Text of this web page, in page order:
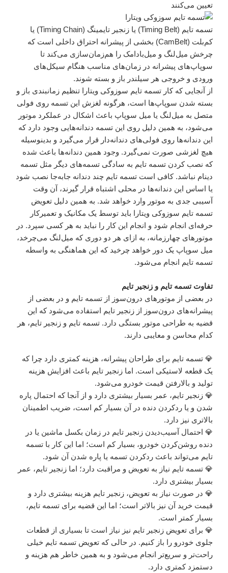
تعیین می‌کنند
تسمه تایم (Timing Belt) یا زنجیر تایمینگ (Timing Chain) یا
کم‌بلت (CamBelt) بخشی از پیشرانه احتراق داخلی است که
چرخش میل‌لنگ و میل‌بادامک را هم‌زمان‌سازی می‌کند تا
سوپاپ‌های پیشرانه در زمان‌های مناسب هنگام سیکل‌های
ورودی و خروجی هر سیلندر باز و بسته شوند.
از آنجایی که کار تسمه تایم سوزوکی ویتارا تنظیم زمانبندی باز و
بسته شدن سوپاپ‌ها است، هرگونه لغزش این تسمه روی فولی
متصل به میل‌لنگ یا میل سوپاپ باعث اشکال در عملکرد موتور
می‌شود، به همین دلیل روی این تسمه دندانه‌هایی وجود دارد که
این دندانه‌ها روی فولی‌های دندانه‌دار قرار می‌گیرد و بدینوسیله
هیچ لغزشی صورت نمی‌گیرد. وجود همین دندانه‌ها باعث شده
که نصب کردن تسمه تایم به سادگی تسمه‌های دیگر مثل تسمه
دینام نباشد. کافی است تسمه تایم چند دندانه جابه‌جا نصب شود
یا اساس این دندانه‌ها در محلی اشتباه قرار گیرند، آن وقت
آسیبی جدی به موتور وارد خواهد شد. به همین دلیل تعویض
تسمه تایم سوزوکی ویتارا باید توسط یک مکانیک و تعمیرکار
حرفه‌ای انجام شود و انجام این کار را نباید به هر کسی سپرد. در
موتورهای چهارزمانه، به ازای هر دو دوری که میل‌لنگ می‌چرخد،
میل‌ سوپاپ یک دور خواهد چرخید که این هماهنگی به واسطه
تسمه تایم انجام می‌شود.
تفاوت تسمه تایم و زنجیر تایم
در بعضی از موتورهای درون‌سوز از تسمه تایم و در بعضی از
پیشرانه‌های درون‌سوز از زنجیر تایم استفاده می‌شود که این
قضیه به طراحی موتور بستگی دارد. تسمه تایم و زنجیر تایم، هر
کدام محاسن و معایبی دارند.
💎 تسمه تایم برای طراحان پیشرانه، هزینه کمتری دارد چرا که
یک قطعه لاستیکی است. اما زنجیر تایم باعث افزایش هزینه
تولید و بالارفتن قیمت خودرو می‌شود.
💎 زنجیر تایم، عمر بسیار بیشتری دارد و از آنجا که احتمال پاره
شدن و یا ردکردن دنده در آن بسیار کم است، ضریب اطمینان
بالاتری نیز دارد.
💎 احتمال آسیب‌دیدن زنجیر تایم در زمان بکسل ماشین یا در
دنده روشن‌کردن خودرو، بسیار کم است؛ اما این کار با تسمه
تایم می‌تواند باعث ردکردن تسمه یا پاره شدن آن شود.
💎 تسمه تایم نیاز به تعویض و مراقبت دارد؛ اما زنجیر تایم، عمر
بسیار بیشتری دارد.
💎 در صورت نیاز به تعویض، زنجیر تایم هزینه بیشتری دارد و
قیمت خرید آن نیز بالاتر است؛ اما این قضیه برای تسمه تایم،
بسیار کمتر است.
💎 برای تعویض زنجیر تایم نیز نیاز است تا بسیاری از قطعات
جلوی خودرو را باز کنیم. در حالی که تعویض تسمه تایم خیلی
راحت‌تر و سریع‌تر انجام می‌شود و به همین خاطر هم هزینه و
دستمزد کمتری دارد.